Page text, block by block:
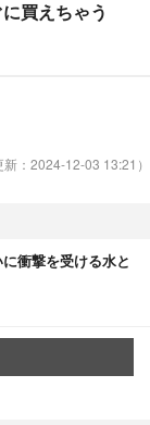
買えちゃう
新：2024-12-03 13:21）
衝撃を受ける水と